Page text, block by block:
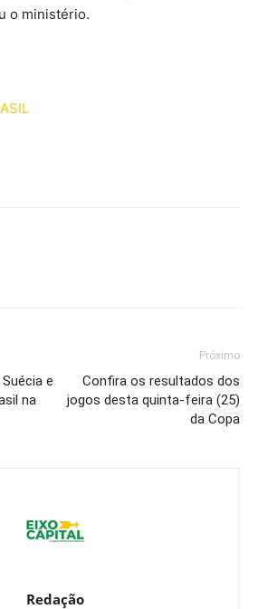
o ministério.
e
na
Próximo
Confira os resultados dos
jogos desta quinta-feira (25)
da Copa
Redação